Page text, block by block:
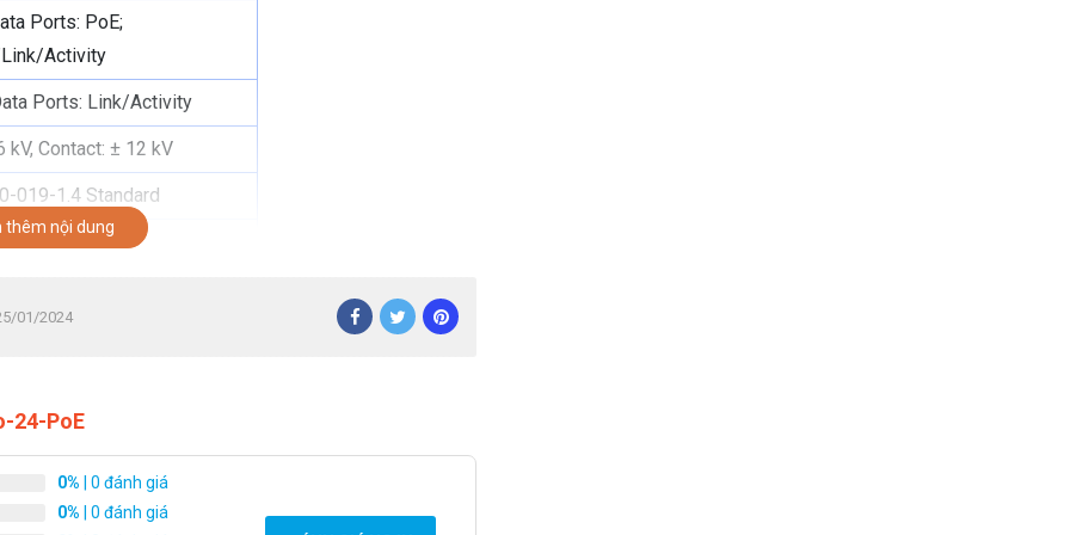
Ports: PoE;
Activity
Ports: Link/Activity
kV, Contact: ± 12 kV
019-1.4 Standard
C (23 to 104° F)
PoE+ IEEE 802.3af/at
2+; 3, 6-)
24: 60W PoE++ IEEE
thêm nội dung
01/2024
24-PoE
0% | 0 đánh giá
0% | 0 đánh giá